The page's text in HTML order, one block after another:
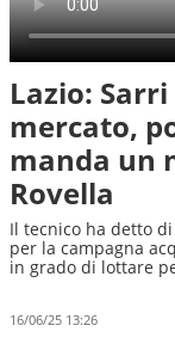
Lazio:
mercato,
manda un
Rovella
Il tecnico ha detto
per la campagna
in grado di lottare
16/06/25 13:26